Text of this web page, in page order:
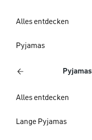
Alles entdecken
Pyjamas
Pyjamas
Alles entdecken
Lange Pyjamas